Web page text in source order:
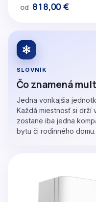
od 818,00€
SLOVNÍK
Čo znamená
Jedna vonkajšia
Každá miestnosť si drží
zostane iba jedna
bytu či rodinného domu.